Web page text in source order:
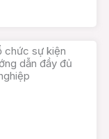
chức sự kiện
dẫn đầy đủ